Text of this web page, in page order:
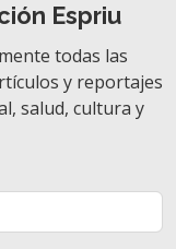
Espriu
todas las
y reportajes
salud, cultura y